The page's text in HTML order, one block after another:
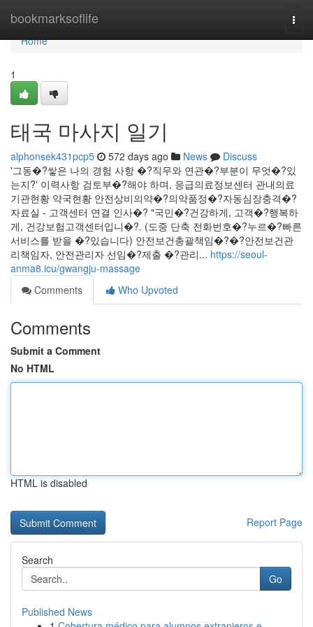
bookmarksoflife
Home
Home
1
태국 마사지 일기
alphonsek431pcp5 572 days ago News
Discuss
'그동�?쌓은 나의 경험 사항 �?직무와 연관�?부분이 무엇�?있
는지?' 이력사항 검토부�?해야 하며, 응급의료정보센터 관내의료
기관현황 약국현황 안전상비의약�?의약품정�?자동심장충격�?
자료실 - 고객센터 연결 인사�? "국민�?건강하게, 고객�?행복하
게, 건강보험고객센터입니�?. (도중 단축 전화번호�?누르�?빠른
서비스를 받을 �?있습니다) 안전보건총괄책임�?�?안전보건관
리책임자, 안전관리자 선임�?제출 �?관리... https://seoul-
anma8.icu/gwangju-massage
Comments
Who Upvoted
Comments
Submit a Comment
No HTML
HTML is disabled
Report Page
Search
Go
Published News